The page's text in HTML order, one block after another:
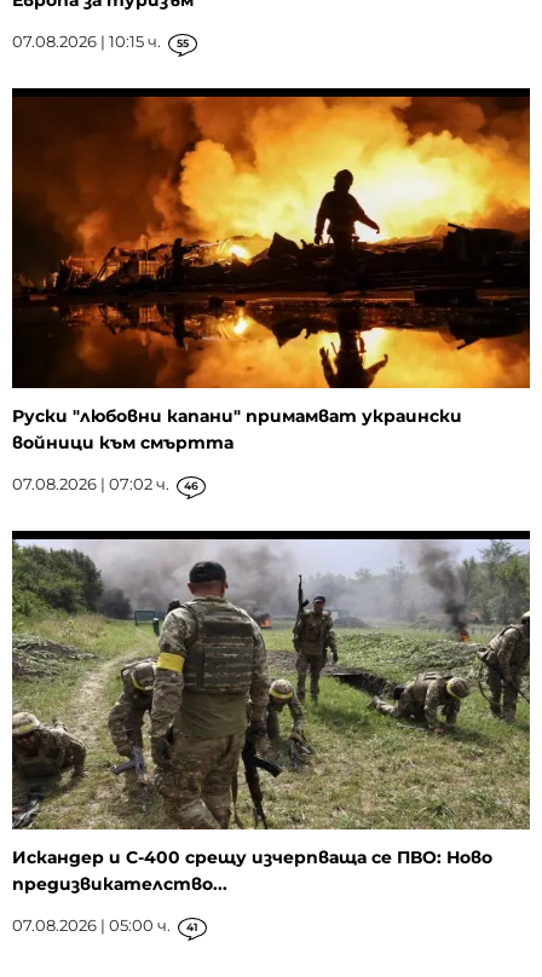
07.08.2026 | 10:15 ч. 55
Руски "любовни капани" примамват украински
войници към смъртта
07.08.2026 | 07:02 ч. 46
Искандер и С-400 срещу изчерпваща се ПВО: Ново
предизвикателство...
07.08.2026 | 05:00 ч. 41